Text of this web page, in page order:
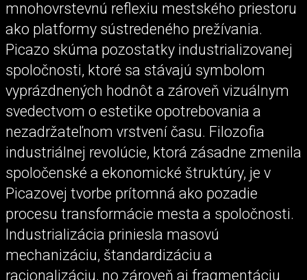
mnohovrstevnú reflexiu mestského priestoru
ako platformy sústredeného prežívania.
Picazo skúma pozostatky industrializovanej
spoločnosti, ktoré sa stávajú symbolom
vyprázdnených hodnôt a zároveň vizuálnym
svedectvom o estetike opotrebovania a
nezadržateľnom vrstvení času. Filozofia
industriálnej revolúcie, ktorá zásadne zmenila
spoločenské a ekonomické štruktúry, je v
Picazovej tvorbe prítomná ako pozadie
procesu transformácie mesta a spoločnosti.
Industrializácia priniesla masovú
mechanizáciu, štandardizáciu a
racionalizáciu, no zároveň aj fragmentáciu